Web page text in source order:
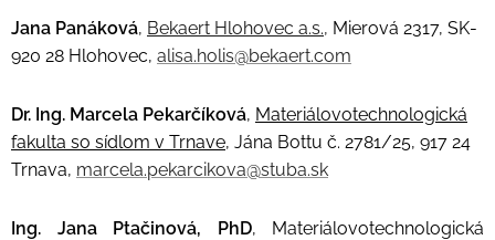
Jana Panáková, Bekaert Hlohovec a.s., Mierová 2317, SK-
920 28 Hlohovec, alisa.holis@bekaert.com
Dr. Ing. Marcela Pekarčíková, Materiálovotechnologická
fakulta so sídlom v Trnave, Jána Bottu č. 2781/25, 917 24
Trnava, marcela.pekarcikova@stuba.sk
Ing. Jana Ptačinová, PhD, Materiálovotechnologická